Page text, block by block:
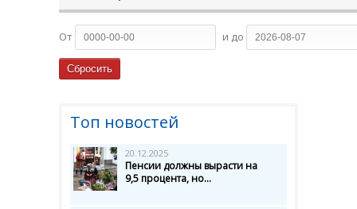
От и до
Топ новостей
20.12.2025
Пенсии должны вырасти на
9,5 процента, но...